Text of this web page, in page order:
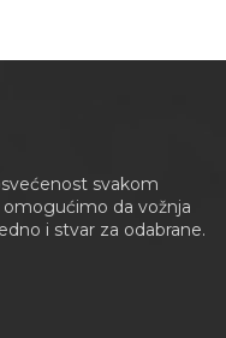
svakom
da vožnja
i stvar za odabrane.